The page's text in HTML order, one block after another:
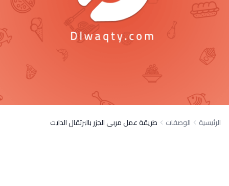
الرئيسية الوصفات طريقة عمل مربى الجزر بالبرتقال الدايت